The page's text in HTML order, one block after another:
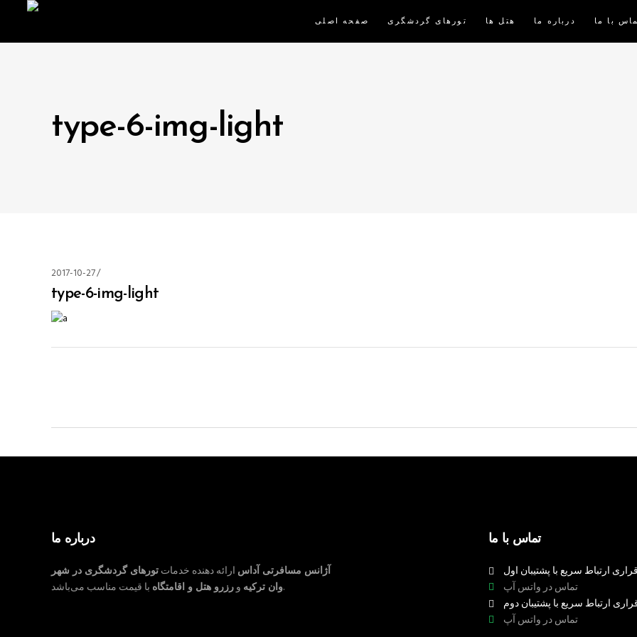
صفحه اصلی تورهای گردشگری هتل ها درباره ما با ما
type-6-img-light
2017-10-27
type-6-img-light
درباره ما
آژانس مسافرتی آداس ارائه دهنده خدماتتورهای گردشگری در شهر
وان ترکیه ورزرو هتل و اقامتگاه با قیمت مناسب می‌باشد.
تماس با ما
ارتباط سریع با پشتیبان اول
تماس در واتس آپ
ارتباط سریع با پشتیبان دوم
تماس در واتس آپ